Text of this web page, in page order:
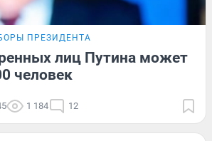
ПРЕЗИДЕНТА
лиц Путина может
человек
1 184 12